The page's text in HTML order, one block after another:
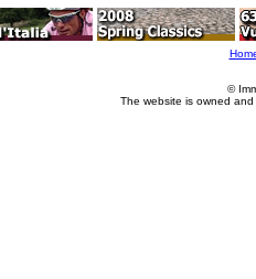
©
The website is owned